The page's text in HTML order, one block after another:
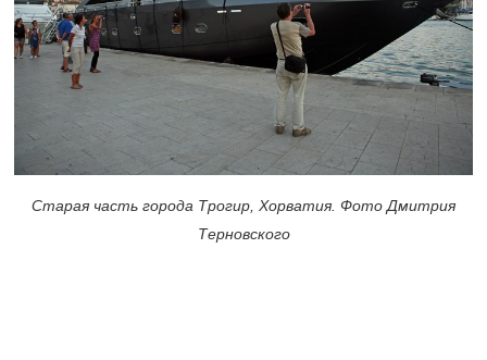
Старая часть города Трогир, Хорватия. Фото Дмитрия
Терновского